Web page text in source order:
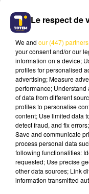
Lecture (4
14 mai 2025 - 4
L'INFO DU
À 08H29
L'info du Lot à
Le respect de
We and our (447) partners
your consent and/or our
information on a device;
profiles for personalised
advertising; Measure
performance;
of data from different
profiles to personalise
content; Use limited data
detect fraud, and fix
Save and communicate
process personal data
following functionalities:
requested; Use precise
other data sources; Link
information transmitted